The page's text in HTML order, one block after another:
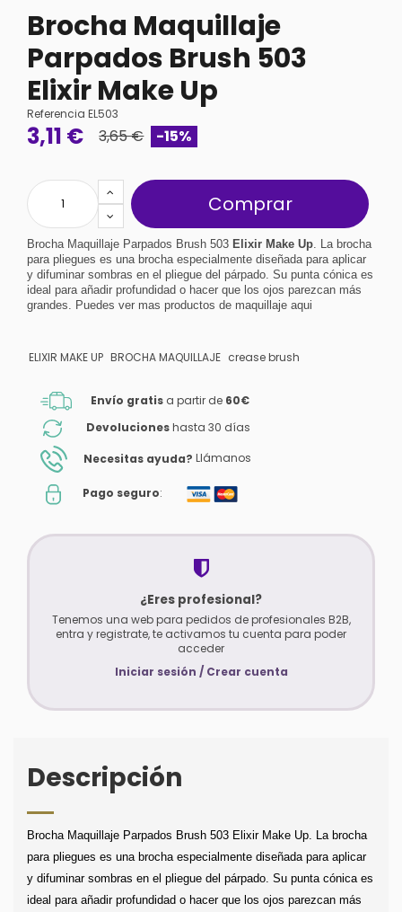
Brocha Maquillaje
Parpados Brush 503
Elixir Make Up
Referencia EL503
3,11 € 3,65 € -15%
Comprar
Brocha Maquillaje Parpados Brush 503 Elixir Make Up. La brocha
para pliegues es una brocha especialmente diseñada para aplicar
y difuminar sombras en el pliegue del párpado. Su punta cónica es
ideal para añadir profundidad o hacer que los ojos parezcan más
grandes. Puedes ver mas productos de maquillaje aqui
ELIXIR MAKE UP BROCHA MAQUILLAJE crease brush
Envío gratis a partir de 60€
Devolucioneshasta 30 días
Necesitas ayuda? Llámanos
Pago seguro:
¿Eres profesional?
Tenemos una web para pedidos de profesionales B2B,
entra y registrate, te activamos tu cuenta para poder
acceder
Iniciar sesión / Crear cuenta
Descripción
Brocha Maquillaje Parpados Brush 503 Elixir Make Up. La brocha
para pliegues es una brocha especialmente diseñada para aplicar
y difuminar sombras en el pliegue del párpado. Su punta cónica es
ideal para añadir profundidad o hacer que los ojos parezcan más